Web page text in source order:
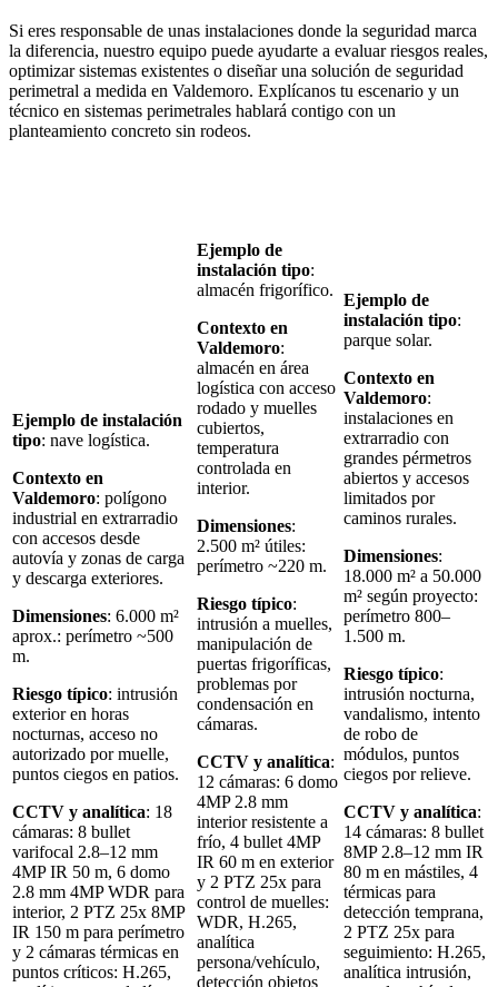
Si eres responsable de unas instalaciones donde la seguridad marca
la diferencia, nuestro equipo puede ayudarte a evaluar riesgos reales,
optimizar sistemas existentes o diseñar una solución de seguridad
perimetral a medida en Valdemoro. Explícanos tu escenario y un
técnico en sistemas perimetrales hablará contigo con un
planteamiento concreto sin rodeos.
Ejemplo de instalación
tipo: nave logística.
Contexto en
Valdemoro: polígono
industrial en extrarradio
con accesos desde
autovía y zonas de carga
y descarga exteriores.
Dimensiones: 6.000 m²
aprox.: perímetro ~500
m.
Riesgo típico: intrusión
exterior en horas
nocturnas, acceso no
autorizado por muelle,
puntos ciegos en patios.
CCTV y analítica: 18
cámaras: 8 bullet
varifocal 2.8–12 mm
4MP IR 50 m, 6 domo
2.8 mm 4MP WDR para
interior, 2 PTZ 25x 8MP
IR 150 m para perímetro
y 2 cámaras térmicas en
puntos críticos: H.265,
Ejemplo de
instalación tipo:
almacén frigorífico.
Contexto en
Valdemoro:
almacén en área
logística con acceso
rodado y muelles
cubiertos,
temperatura
controlada en
interior.
Dimensiones:
2.500 m² útiles:
perímetro ~220 m.
Riesgo típico:
intrusión a muelles,
manipulación de
puertas frigoríficas,
problemas por
condensación en
cámaras.
CCTV y analítica:
12 cámaras: 6 domo
4MP 2.8 mm
interior resistente a
frío, 4 bullet 4MP
IR 60 m en exterior
y 2 PTZ 25x para
control de muelles:
WDR, H.265,
analítica
persona/vehículo,
detección objetos
Ejemplo de
instalación tipo:
parque solar.
Contexto en
Valdemoro:
instalaciones en
extrarradio con
grandes pérmetros
abiertos y accesos
limitados por
caminos rurales.
Dimensiones:
18.000 m² a 50.000
m² según proyecto:
perímetro 800–
1.500 m.
Riesgo típico:
intrusión nocturna,
vandalismo, intento
de robo de
módulos, puntos
ciegos por relieve.
CCTV y analítica:
14 cámaras: 8 bullet
8MP 2.8–12 mm IR
80 m en mástiles, 4
térmicas para
detección temprana,
2 PTZ 25x para
seguimiento: H.265,
analítica intrusión,